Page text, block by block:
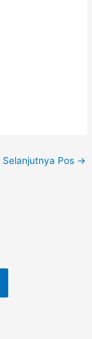
Selanjutnya Pos →